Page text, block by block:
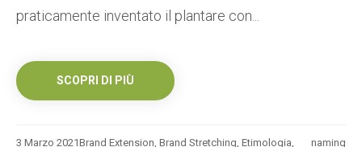
praticamente inventato il plantare con...
SCOPRI DI PIÙ
3 Marzo 2021 naming
Brand Extension, Brand Stretching, Etimologia,